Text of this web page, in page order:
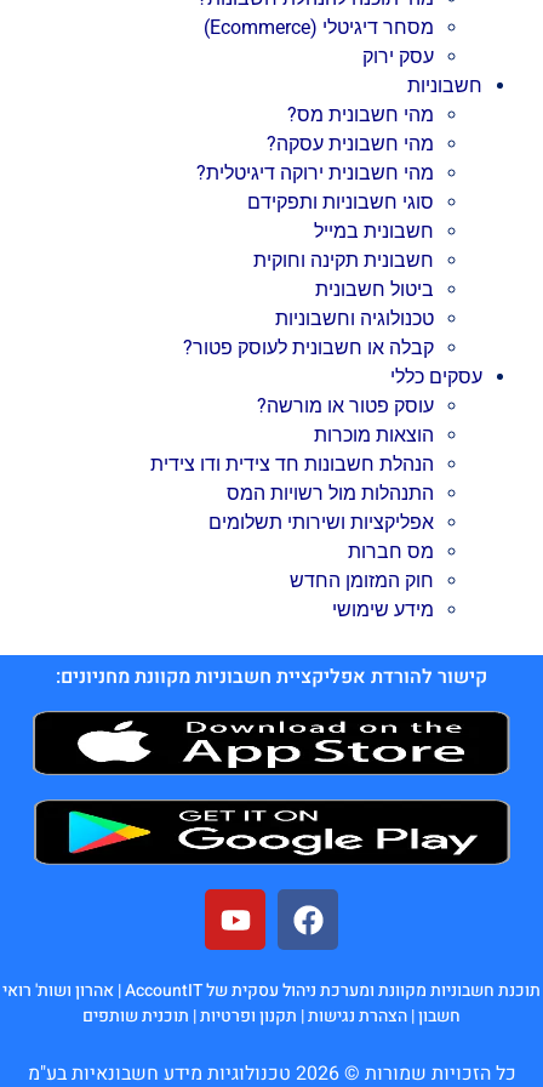
מסחר דיגיטלי (Ecommerce)
עסק ירוק
חשבוניות
מהי חשבונית מס?
מהי חשבונית עסקה?
מהי חשבונית ירוקה דיגיטלית?
סוגי חשבוניות ותפקידם
חשבונית במייל
חשבונית תקינה וחוקית
ביטול חשבונית
טכנולוגיה וחשבוניות
קבלה או חשבונית לעוסק פטור?
עסקים כללי
עוסק פטור או מורשה?
הוצאות מוכרות
הנהלת חשבונות חד צידית ודו צידית
התנהלות מול רשויות המס
אפליקציות ושירותי תשלומים
מס חברות
חוק המזומן החדש
מידע שימושי
קישור להורדת אפליקציית חשבוניות מקוונת מחניונים:
תוכנת חשבוניות מקוונת ומערכת ניהול עסקית של AccountIT |
אהרון ושות' רואי
חשבון|הצהרת נגישות| תקנון ופרטיות| תוכנית שותפים
כל הזכויות שמורות © 2026 טכנולוגיות מידע חשבונאיות בע"מ